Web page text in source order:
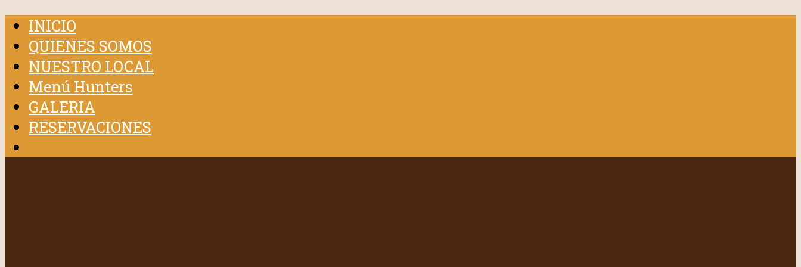
INICIO
QUIENES SOMOS
NUESTRO LOCAL
Menú Hunters
GALERIA
RESERVACIONES